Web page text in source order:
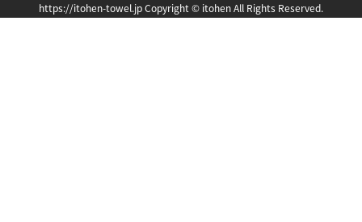
https://itohen-towel.jp Copyright © itohen All Rights Reserved.